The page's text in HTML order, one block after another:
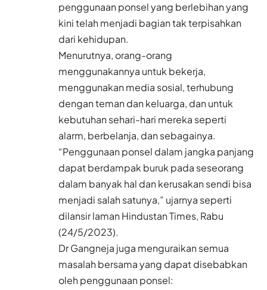
penggunaan ponsel yang berlebihan yang
kini telah menjadi bagian tak terpisahkan
dari kehidupan.
Menurutnya, orang-orang
menggunakannya untuk bekerja,
menggunakan media sosial, terhubung
dengan teman dan keluarga, dan untuk
kebutuhan sehari-hari mereka seperti
alarm, berbelanja, dan sebagainya.
“Penggunaan ponsel dalam jangka panjang
dapat berdampak buruk pada seseorang
dalam banyak hal dan kerusakan sendi bisa
menjadi salah satunya,” ujarnya seperti
dilansir lamanHindustan Times, Rabu
(24/5/2023).
Dr Gangneja juga menguraikan semua
masalah bersama yang dapat disebabkan
oleh penggunaan ponsel: